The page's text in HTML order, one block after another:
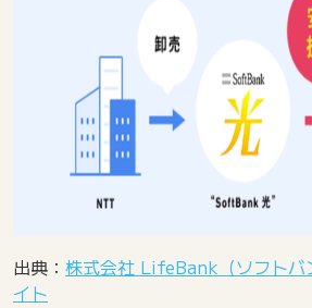
出典： 株式会社 LifeBank（ソフトバ
イト